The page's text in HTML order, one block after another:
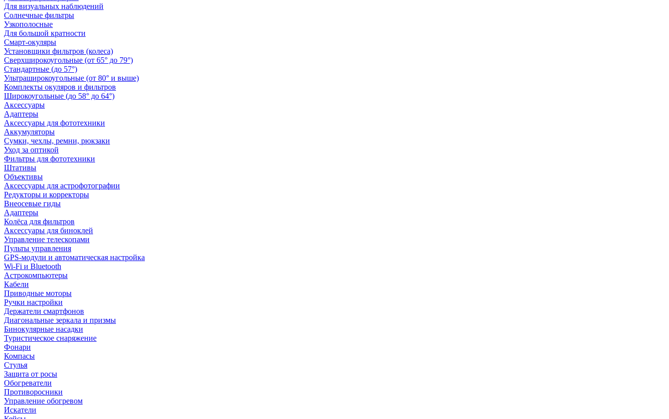
Для визуальных наблюдений
Солнечные фильтры
Узкополосные
Для большой кратности
Смарт-окуляры
Установщики фильтров (колеса)
Сверхширокоугольные (от 65° до 79°)
Стандартные (до 57°)
Ультраширокоугольные (от 80° и выше)
Комплекты окуляров и фильтров
Широкоугольные (до 58° до 64°)
Аксессуары
Адаптеры
Аксессуары для фототехники
Аккумуляторы
Сумки, чехлы, ремни, рюкзаки
Уход за оптикой
Фильтры для фототехники
Штативы
Объективы
Аксессуары для астрофотографии
Редукторы и корректоры
Внеосевые гиды
Адаптеры
Колёса для фильтров
Аксессуары для биноклей
Управление телескопами
Пульты управления
GPS-модули и автоматическая настройка
Wi-Fi и Bluetooth
Астрокомпьютеры
Кабели
Приводные моторы
Ручки настройки
Держатели смартфонов
Диагональные зеркала и призмы
Бинокулярные насадки
Туристическое снаряжение
Фонари
Компасы
Стулья
Защита от росы
Обогреватели
Противоросники
Управление обогревом
Искатели